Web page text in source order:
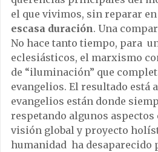
el que vivimos, sin reparar en
escasa duración. Una
No hace tanto tiempo, para
eclesiásticos, el marxismo
de “iluminación” que
evangelios. El resultado está
evangelios están donde
respetando algunos aspectos
visión global y proyecto
humanidad ha desaparecido